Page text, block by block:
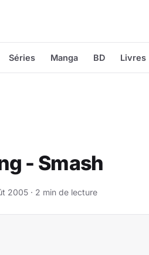
Séries Manga BD Livres
- Smash
2005 · 2 min de lecture